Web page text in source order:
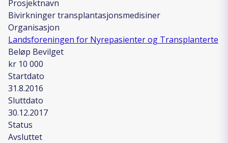
Prosjektnavn
Bivirkninger transplantasjonsmedisiner
Organisasjon
Landsforeningen for Nyrepasienter og Transplanterte
Beløp Bevilget
kr 10 000
Startdato
31.8.2016
Sluttdato
30.12.2017
Status
Avsluttet